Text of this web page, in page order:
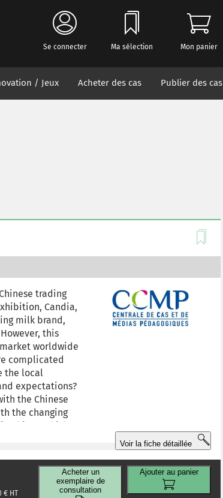
Se connecter Ma sélection Mon panier
/ Jeux Acheter des cas Publier des cas
trading
Candia,
milk brand,
this
worldwide
complicated
the local
expectations?
the Chinese
the changing
China? Which
to answer
to Chinese.
on a true
Voir la fiche détaillée
€ HT
Acheter un
exemplaire de
consultation
Ajouter au panier